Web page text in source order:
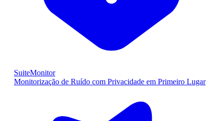
SuiteMonitor
Monitorização de Ruído com Privacidade em Primeiro Lugar